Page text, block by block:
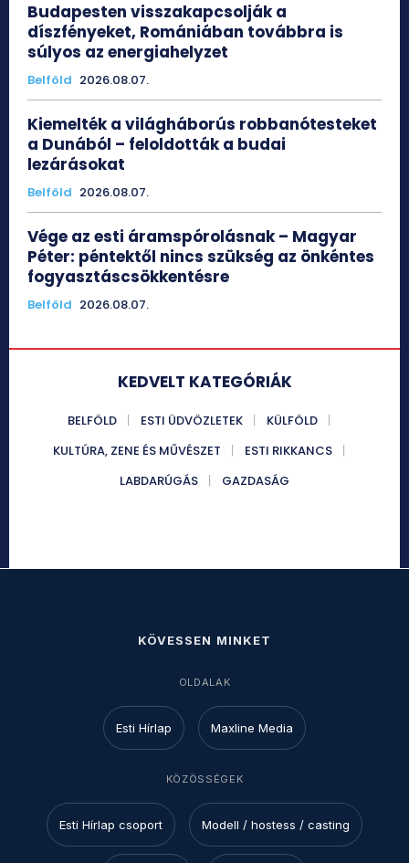
Budapesten visszakapcsolják a
díszfényeket, Romániában továbbra is
súlyos az energiahelyzet
Belföld 2026.08.07.
Kiemelték a világháborús robbanótesteket
a Dunából – feloldották a budai
lezárásokat
Belföld 2026.08.07.
Vége az esti áramspórolásnak – Magyar
Péter: péntektől nincs szükség az önkéntes
fogyasztáscsökkentésre
Belföld 2026.08.07.
KEDVELT KATEGÓRIÁK
BELFÖLD ESTI ÜDVÖZLETEK
KÜLFÖLD
KULTÚRA, ZENE ÉS MŰVÉSZET
ESTI RIKKANCS
LABDARÚGÁS
GAZDASÁG
KÖVESSEN MINKET
OLDALAK
Esti Hírlap Maxline Media
KÖZÖSSÉGEK
Esti Hírlap csoport Modell / hostess / casting